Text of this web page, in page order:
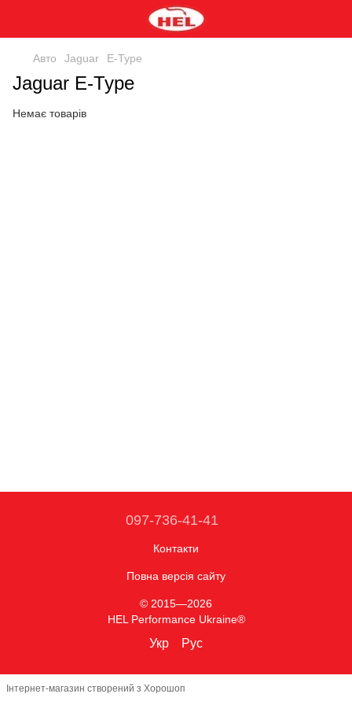
Авто Jaguar E-Type
Jaguar E-Type
Немає товарів
097-736-41-41
Контакти
Повна версія сайту
© 2015—2026
HEL Performance Ukraine®
Укр Рус
Інтернет-магазин створений з Хорошоп